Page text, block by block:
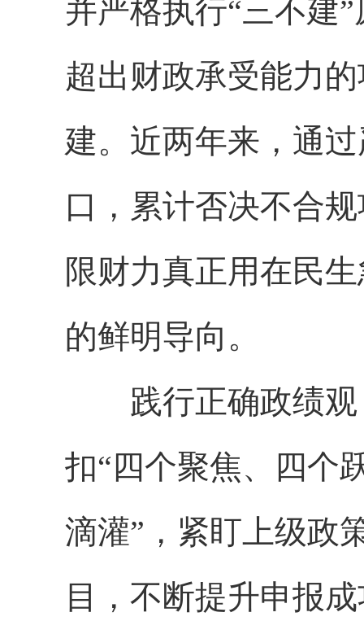
并严格执行“三不建
超出财政承受能力
建。近两年来，通
口，累计否决不合
限财力真正用在民
的鲜明导向。
践行正确政绩观
扣“四个聚焦、四个
滴灌”，紧盯上级政
目，不断提升申报